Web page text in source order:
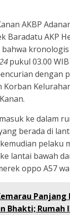
AKBP
Baradatu AKP
pukul 03.00
dengan
ke dalam
berada di
pelaku
lantai bawah
oppo A57
Panjang
Bhakti; Rumah